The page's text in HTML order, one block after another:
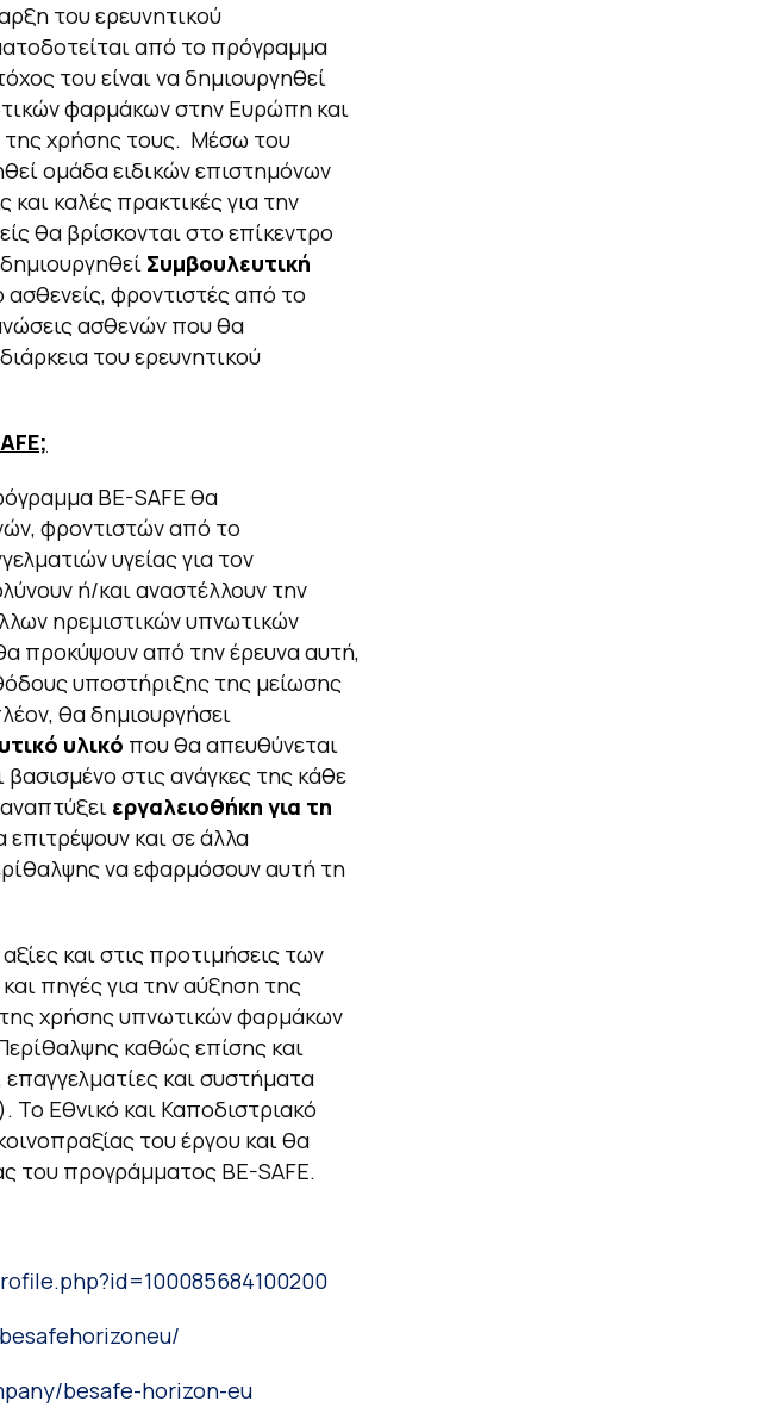
του ερευνητικού
από το πρόγραμμα
του είναι να δημιουργηθεί
φαρμάκων στην Ευρώπη και
της χρήσης τους. Μέσω του
ομάδα ειδικών επιστημόνων
καλές πρακτικές για την
θα βρίσκονται στο επίκεντρο
Συμβουλευτική
φροντιστές από το
ασθενών που θα
του ερευνητικού
BE-SAFE θα
φροντιστών από το
υγείας για τον
ή/και αναστέλλουν την
ηρεμιστικών υπνωτικών
προκύψουν από την έρευνα αυτή,
υποστήριξης της μείωσης
θα δημιουργήσει
υλικό που θα απευθύνεται
βασισμένο στις ανάγκες της κάθε
εργαλειοθήκη για τη
και σε άλλα
να εφαρμόσουν αυτή τη
και στις προτιμήσεις των
πηγές για την αύξηση της
χρήσης υπνωτικών φαρμάκων
καθώς επίσης και
και συστήματα
Το Εθνικό και Καποδιστριακό
του έργου και θα
του προγράμματος BE-SAFE.
besafe-horizon-eu